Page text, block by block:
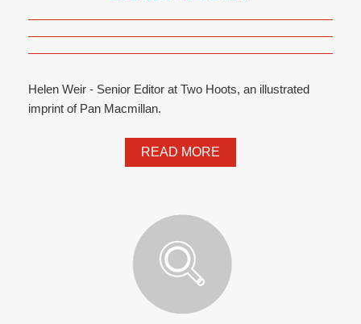
Helen Weir - Senior Editor at Two Hoots, an illustrated
imprint of Pan Macmillan.
READ MORE